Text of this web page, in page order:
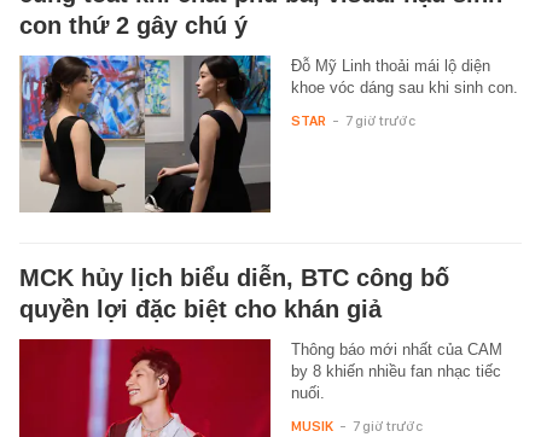
con thứ 2 gây chú ý
Đỗ Mỹ Linh thoải mái lộ diện
khoe vóc dáng sau khi sinh con.
STAR - 7 giờ trước
MCK hủy lịch biểu diễn, BTC công bố
quyền lợi đặc biệt cho khán giả
Thông báo mới nhất của CAM
by 8 khiến nhiều fan nhạc tiếc
nuối.
MUSIK - 7 giờ trước